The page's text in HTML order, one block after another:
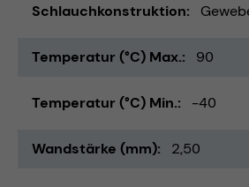
Schlauchkonstruktion
Temperatur (°C) Max. 90
Temperatur (°C) Min. -40
Wandstärke (mm) 2,50